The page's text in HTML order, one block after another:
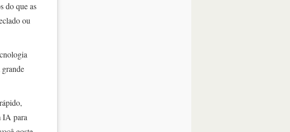
do que as
ou
IA para